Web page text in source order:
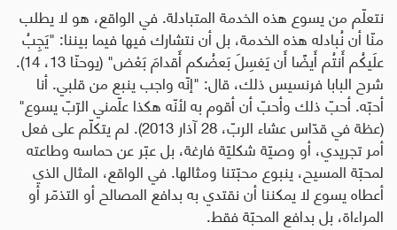
نتعلّم من يسوع هذه الخدمة المتبادلة. في الواقع، هو لا يطلب
منّا أن نُبادله هذه الخدمة، بل أن نتشارك فيها فيما بيننا: "يَجِبُ
علَيكُم أَنتُم أَيضًا أَن يَغسِلَ بَعضُكم أَقدامَ بَعْض" (يوحنّا 13، 14).
شرح البابا فرنسيس ذلك، قال: "إنّه واجب ينبع من قلبي. أنا
أحبّه. أحبّ ذلك وأحبّ أن أقوم به لأنّه هكذا علّمني الرّبّ يسوع"
(عظة في قدّاس عشاء الربّ، 28 آذار 2013). لم يتكلّم على فعل
أمر تجريدي، أو وصيّة شكليّة فارغة، بل عبّر عن حماسه وطاعته
لمحبّة المسيح، ينبوع محبّتنا ومثالها. في الواقع، المثال الذي
أعطاه يسوع لا يمكننا أن نقتدي به بدافع المصالح أو التذمّر أو
المراءاة، بل بدافع المحبّة فقط.